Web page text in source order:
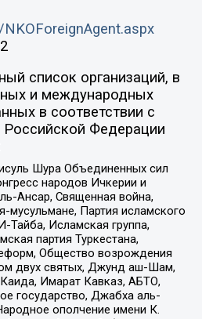
список организаций, в
и международных
в соответствии с
Федерации
Шура Объединенных сил
народов Ичкерии и
Ансар, Священная война,
мусульмане, Партия исламского
Исламская группа,
партия Туркестана,
Общество возрождения
двух святых, Джунд аш-Шам,
Имарат Кавказ, АБТО,
государство, Джабха аль-
ополчение имени К.